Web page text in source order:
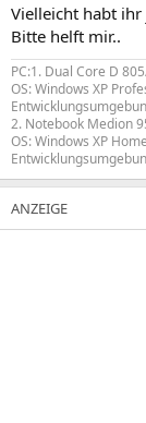
Vielleicht habt ihr
Bitte helft mir..
PC:1. Dual Core D
OS: Windows XP
2. Notebook Medion
OS: Windows XP